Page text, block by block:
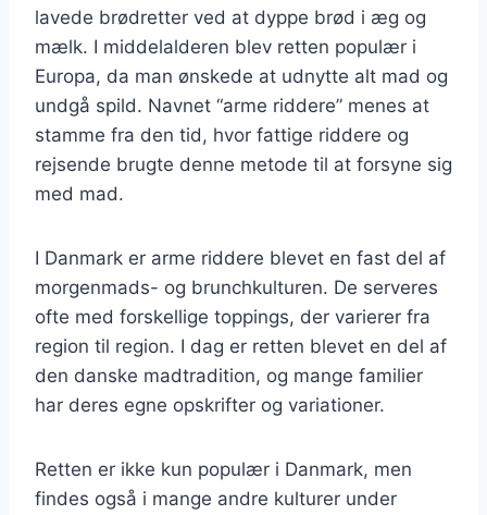
lavede brødretter ved at dyppe brød i æg og
mælk. I middelalderen blev retten populær i
Europa, da man ønskede at udnytte alt mad og
undgå spild. Navnet “arme riddere” menes at
stamme fra den tid, hvor fattige riddere og
rejsende brugte denne metode til at forsyne sig
med mad.
I Danmark er arme riddere blevet en fast del af
morgenmads- og brunchkulturen. De serveres
ofte med forskellige toppings, der varierer fra
region til region. I dag er retten blevet en del af
den danske madtradition, og mange familier
har deres egne opskrifter og variationer.
Retten er ikke kun populær i Danmark, men
findes også i mange andre kulturer under